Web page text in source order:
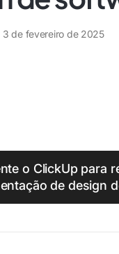
3 de fevereiro de 2025
o ClickUp para
de design